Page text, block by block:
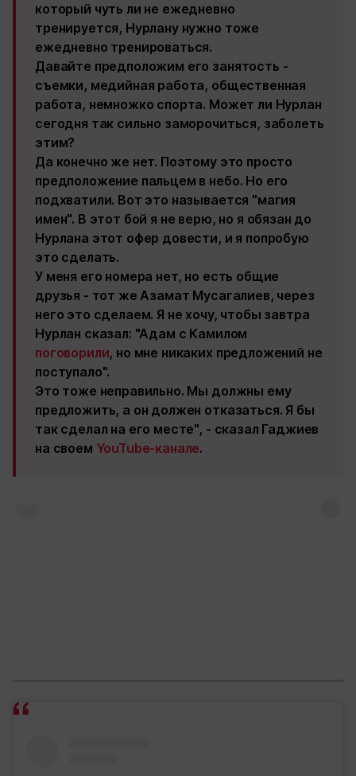
который чуть ли не ежедневно
тренируется, Нурлану нужно тоже
ежедневно тренироваться.
Давайте предположим его занятость -
съемки, медийная работа, общественная
работа, немножко спорта. Может ли Нурлан
сегодня так сильно заморочиться, заболеть
этим?
Да конечно же нет. Поэтому это просто
предположение пальцем в небо. Но его
подхватили. Вот это называется "магия
имен". В этот бой я не верю, но я обязан до
Нурлана этот офер довести, и я попробую
это сделать.
У меня его номера нет, но есть общие
друзья - тот же Азамат Мусагалиев, через
него это сделаем. Я не хочу, чтобы завтра
Нурлан сказал: "Адам с Камилом
поговорили, но мне никаких предложений не
поступало".
Это тоже неправильно. Мы должны ему
предложить, а он должен отказаться. Я бы
так сделал на его месте", - сказал Гаджиев
на своем YouTube-канале.